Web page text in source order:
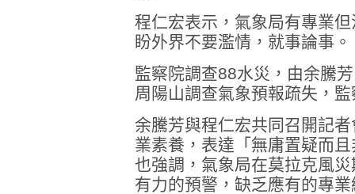
程仁宏表示，氣象局有專業
盼外界不要濫情，就事論事。
監察院調查88水災，由余騰
周陽山調查氣象預報疏失，
余騰芳與程仁宏共同召開記
業素養，表達「無庸置疑而
也強調，氣象局在莫拉克風
有力的預警，缺乏應有的專